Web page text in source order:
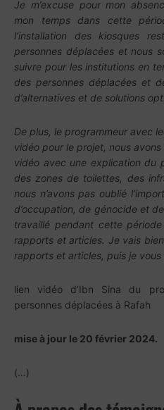
Je m’excuse pour mon
mon temps dans cette
l’installation des kiosques
personnes déplacées et nous
suivre pour les institutions en
des personnes déplacées et
d’alternatives et de solutions
De plus, le programmeur avec
vidéo pour le projet, nous
vidéo avec une explication du
des zones de toilettes, des
nous n’avons pas oublié
d’occupation, de génocide et
travaillé pendant cette
rapports et articles. Je vais
rapports et articles, puis je vous
lien vidéo d’Ibn Sina du
personnes déplacées à Rafah
mise à jour le 20 février 2024.
(…)